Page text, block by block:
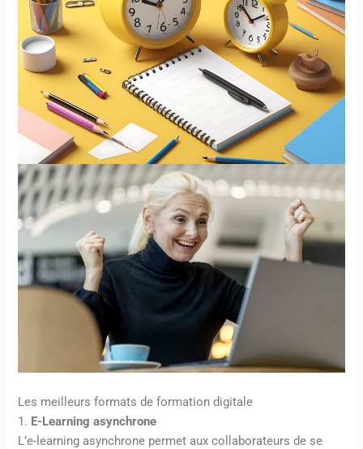
Les meilleurs formats de formation digitale
1. E-Learning asynchrone
L’e-learning asynchrone permet aux collaborateurs de se